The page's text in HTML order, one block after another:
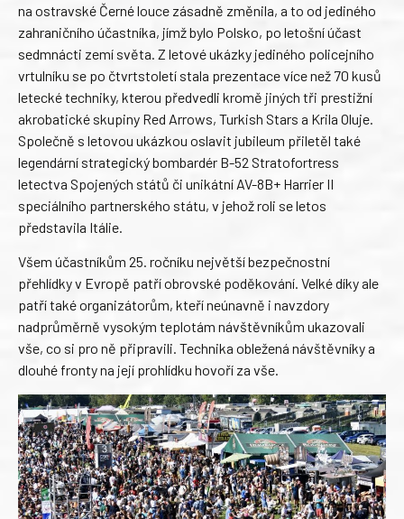
na ostravské Černé louce zásadně změnila, a to od jediného
zahraničního účastníka, jímž bylo Polsko, po letošní účast
sedmnácti zemí světa. Z letové ukázky jediného policejního
vrtulníku se po čtvrtstoletí stala prezentace více než 70 kusů
letecké techniky, kterou předvedli kromě jiných tři prestižní
akrobatické skupiny Red Arrows, Turkish Stars a Krila Oluje.
Společně s letovou ukázkou oslavit jubileum přiletěl také
legendární strategický bombardér B-52 Stratofortress
letectva Spojených států či unikátní AV-8B+ Harrier II
speciálního partnerského státu, v jehož roli se letos
představila Itálie.
Všem účastníkům 25. ročníku největší bezpečnostní
přehlídky v Evropě patří obrovské poděkování. Velké díky ale
patří také organizátorům, kteří neúnavně i navzdory
nadprůměrně vysokým teplotám návštěvníkům ukazovali
vše, co si pro ně připravili. Technika obležená návštěvníky a
dlouhé fronty na její prohlídku hovoří za vše.